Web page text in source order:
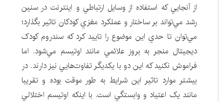
از آنجايي که استفاده از وسايل ارتباطي و اينترنت در سنين
رشد مي‌تواند بر ساختار و عملکرد مغزي کودکان تاثير بگذارد؛
مي‌توان تا حدي اين موضوع را تاييد کرد که سندروم کودک
ديجيتال منجر به بروز علائمي مانند اوتيسم مي‌شود. اما
فراموش نکنيد که اين دو با يکديگر تفاوت‌هايي نيز دارند. در
بيشتر موارد تاثير اين شرايط به طور موقت بوده و تقريبا
مانند يک اعتياد و وابستگي است. با اينکه اوتيسم اختلالي